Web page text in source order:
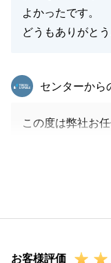
よかったです。
どうもありがと
東急リバブル
センターから
この度は弊社お
き感謝申し上げ
お手数をおかけ
Y様のご協力もあ
今後もし何かご
お客様評価